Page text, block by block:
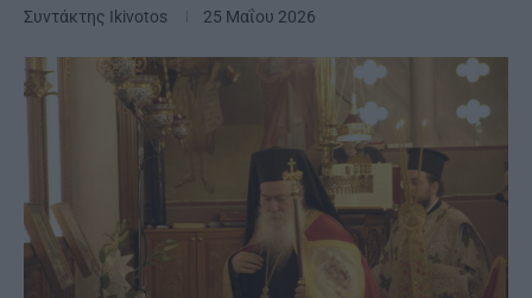
Συντάκτης Ikivotos 25 Μαΐου 2026